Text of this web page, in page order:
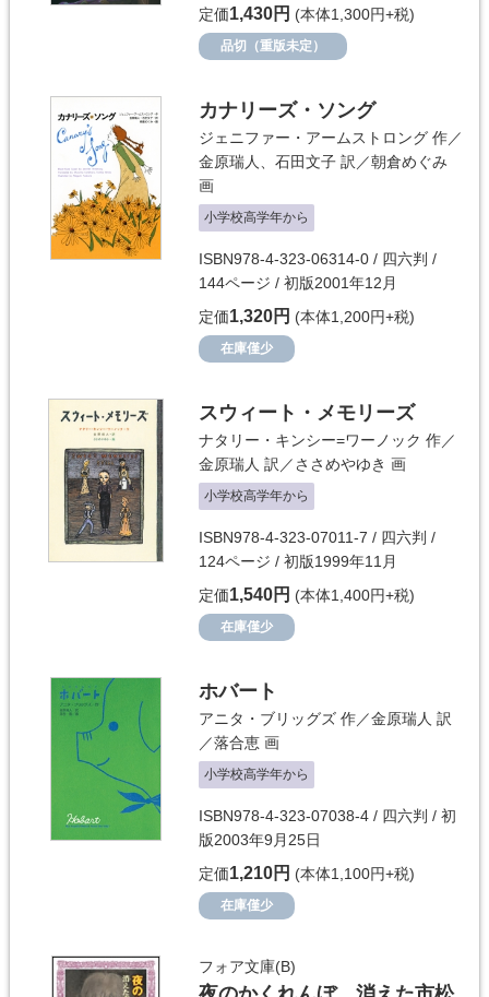
定価1,430円 (本体1,300円+税)
品切（重版未定）
カナリーズ・ソング
ジェニファー・アームストロング 作／
金原瑞人
石田文子 訳／朝倉めぐみ
画
小学校高学年から
ISBN978-4-323-06314-0 / 四六判 /
144ページ / 初版2001年12月
定価1,320円 (本体1,200円+税)
在庫僅少
スウィート・メモリーズ
ナタリー・キンシー=ワーノック 作／
金原瑞人 訳／ささめやゆき 画
小学校高学年から
ISBN978-4-323-07011-7 / 四六判 /
124ページ / 初版1999年11月
定価1,540円 (本体1,400円+税)
在庫僅少
ホバート
アニタ・ブリッグズ 作／金原瑞人 訳
／落合恵 画
小学校高学年から
ISBN978-4-323-07038-4 / 四六判 / 初
版2003年9月25日
定価1,210円 (本体1,100円+税)
在庫僅少
フォア文庫(B)